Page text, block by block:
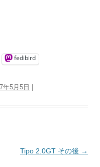
fedibird
年5月5日 |
Tipo 2.0GT その後 →